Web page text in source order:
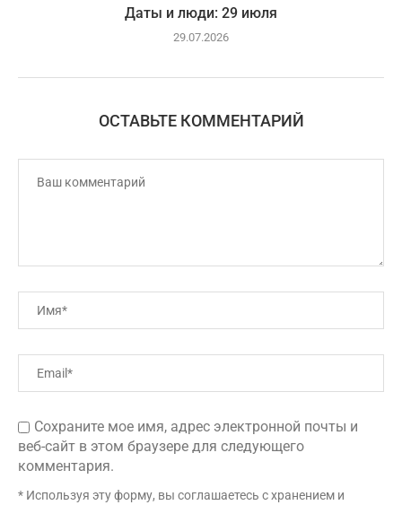
Даты и люди: 29 июля
29.07.2026
ОСТАВЬТЕ КОММЕНТАРИЙ
Сохраните мое имя, адрес электронной почты и
веб-сайт в этом браузере для следующего
комментария.
* Используя эту форму, вы соглашаетесь с хранением и